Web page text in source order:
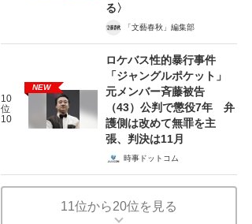
る〉
「文藝春秋」編集部
10
位
10
NEW
ロケバス性的暴行事件
「ジャングルポケット」
元メンバー斉藤被告
（43）公判で懲役7年 弁
護側は改めて無罪を主
張、判決は11月
時事ドットコム
11位から20位を見る